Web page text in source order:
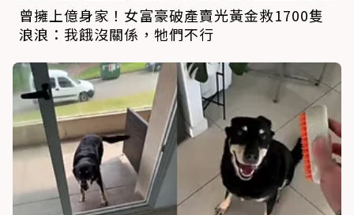
曾擁上億身家！女富豪破產賣光黃金救1700隻
浪浪：我餓沒關係，牠們不行